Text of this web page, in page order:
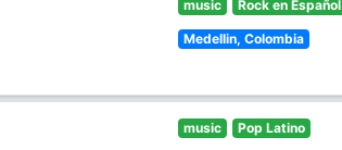
music Rock en Español
Medellin, Colombia
music Pop Latino